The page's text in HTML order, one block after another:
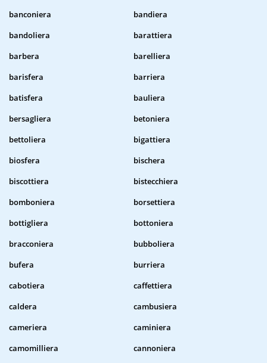
banconiera
bandiera
bandoliera
barattiera
barbera
barelliera
barisfera
barriera
batisfera
bauliera
bersagliera
betoniera
bettoliera
bigattiera
biosfera
bischera
biscottiera
bistecchiera
bomboniera
borsettiera
bottigliera
bottoniera
bracconiera
bubboliera
bufera
burriera
cabotiera
caffettiera
caldera
cambusiera
cameriera
caminiera
camomilliera
cannoniera